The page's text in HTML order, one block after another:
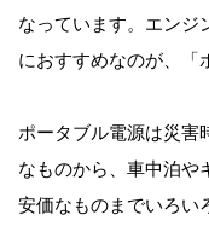
なっています。エンジ
におすすめなのが、「
ポータブル電源は災害
なものから、車中泊や
安価なものまでいろい